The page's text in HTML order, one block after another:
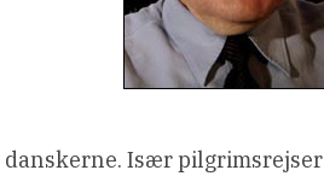
Især pilgrimsrejser